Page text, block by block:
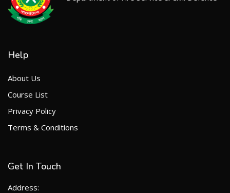
Help
About Us
Course List
Privacy Policy
Terms & Conditions
Get In Touch
Address: